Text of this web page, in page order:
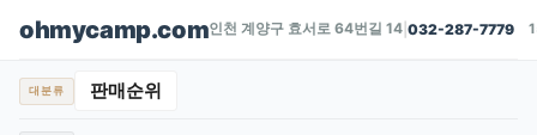
ohmycamp.com인천 계양구 효서로 64번길 14 |032-287-7779
대분류 판매순위